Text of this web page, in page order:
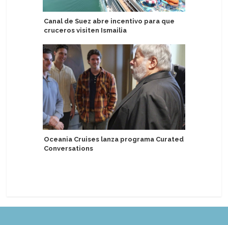
Canal de Suez abre incentivo para que
cruceros visiten Ismailia
Oceania Cruises lanza programa Curated
Conversations